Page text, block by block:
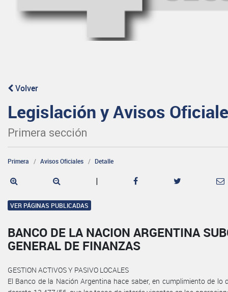
Volver
Legislación y Avisos
Primera sección
Primera Avisos Oficiales Detalle
|
VER PÁGINAS PUBLICADAS
BANCO DE LA NACION ARGENTINA
GENERAL DE FINANZAS
GESTION ACTIVOS Y PASIVO LOCALES
El Banco de la Nación Argentina hace saber, en cumplimiento de lo